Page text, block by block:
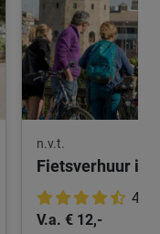
n.v.t.
Fietsverhuur in
4.8
V.a. € 12,-